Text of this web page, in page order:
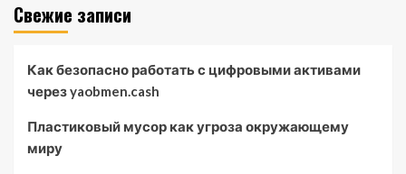
Свежие записи
Как безопасно работать с цифровыми активами
через yaobmen.cash
Пластиковый мусор как угроза окружающему
миру